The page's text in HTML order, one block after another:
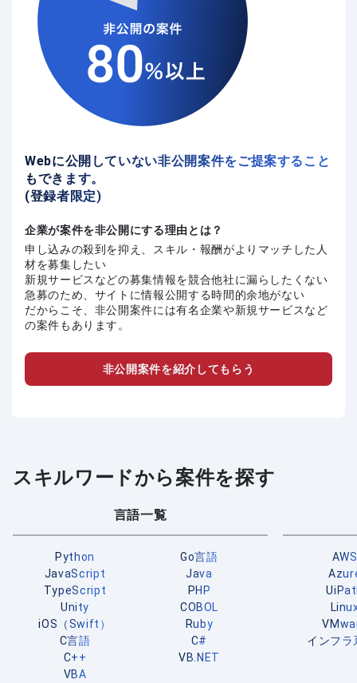
Webに公開していない非公開案件をご提案すること
もできます。
(登録者限定)
企業が案件を非公開にする理由とは？
申し込みの殺到を抑え、スキル・報酬がよりマッチした人
材を募集したい
新規サービスなどの募集情報を競合他社に漏らしたくない
急募のため、サイトに情報公開する時間的余地がない
だからこそ、非公開案件には有名企業や新規サービスなど
の案件もあります。
非公開案件を紹介してもらう
スキルワードから案件を探す
言語一覧
Python
Go言語
JavaScript
Java
TypeScript
PHP
Unity
COBOL
iOS（Swift）
Ruby
C言語
C#
C++
VB.NET
VBA
AWS
インフラ